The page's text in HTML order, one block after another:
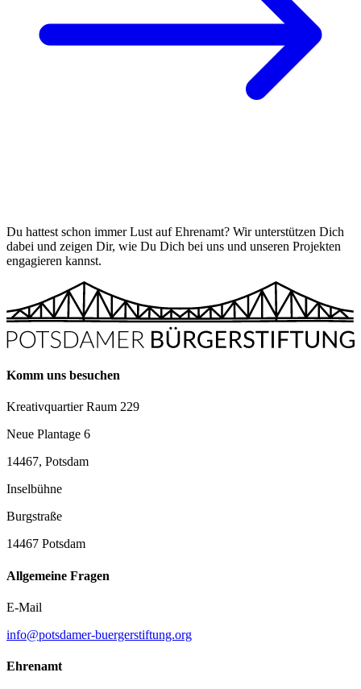
Du hattest schon immer Lust auf Ehrenamt? Wir unterstützen Dich
dabei und zeigen Dir, wie Du Dich bei uns und unseren Projekten
engagieren kannst.
Komm uns besuchen
Kreativquartier Raum 229
Neue Plantage 6
14467, Potsdam
Inselbühne
Burgstraße
14467 Potsdam
Allgemeine Fragen
E-Mail
info@potsdamer-buergerstiftung.org
Ehrenamt